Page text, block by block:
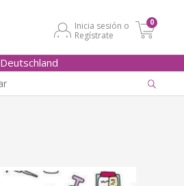
Inicia sesión o
Regístrate
0
Deutschland